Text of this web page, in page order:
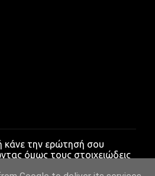
την ερώτησή σου
όμως τους στοιχειώδεις